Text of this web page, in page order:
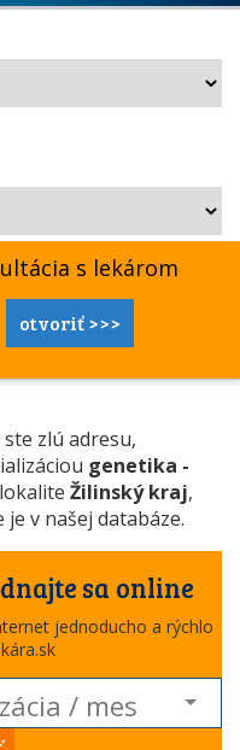
s lekárom
otvoriť >>>
zlú adresu,
genetika -
Žilinský kraj,
je v našej databáze.
sa online
jednoducho a rýchlo